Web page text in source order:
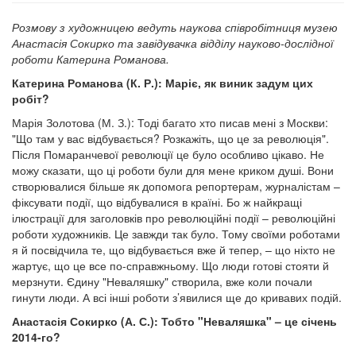
Розмову з художницею ведуть наукова співробітниця музею
Анастасія Сокирко та завідувачка відділу науково-дослідної
роботи Катерина Романова.
Катерина Романова (К. Р.): Маріє, як виник задум цих
робіт?
Марія Золотова (М. З.): Тоді багато хто писав мені з Москви:
"Що там у вас відбувається? Розкажіть, що це за революція".
Після Помаранчевої революції це було особливо цікаво. Не
можу сказати, що ці роботи були для мене криком душі. Вони
створювалися більше як допомога репортерам, журналістам –
фіксувати події, що відбувалися в країні. Бо ж найкращі
ілюстрації для заголовків про революційні події – революційні
роботи художників. Це завжди так було. Тому своїми роботами
я й посвідчила те, що відбувається вже й тепер, – що ніхто не
жартує, що це все по-справжньому. Що люди готові стояти й
мерзнути. Єдину "Неваляшку" створила, вже коли почали
гинути люди. А всі інші роботи з’явилися ще до кривавих подій.
Анастасія Сокирко (А. С.): Тобто "Неваляшка" – це січень
2014-го?